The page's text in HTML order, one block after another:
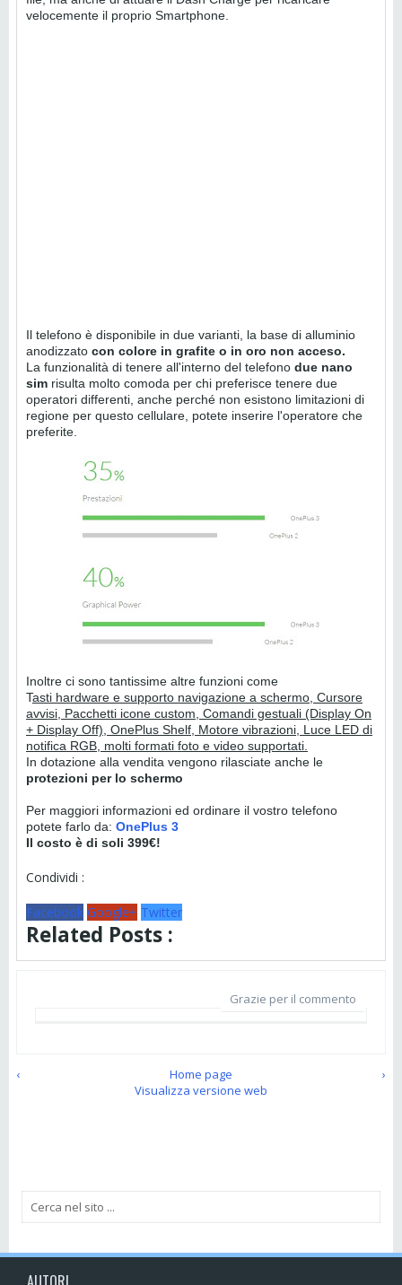
velocemente il proprio Smartphone.
Il telefono è disponibile in due varianti, la base di alluminio
anodizzato con colore in grafite o in oro non acceso.
La funzionalità di tenere all'interno del telefono due nano
sim risulta molto comoda per chi preferisce tenere due
operatori differenti, anche perché non esistono limitazioni di
regione per questo cellulare, potete inserire l'operatore che
preferite.
Inoltre ci sono tantissime altre funzioni come
Tasti hardware e supporto navigazione a schermo, Cursore
avvisi, Pacchetti icone custom, Comandi gestuali (Display On
+ Display Off), OnePlus Shelf, Motore vibrazioni, Luce LED di
notifica RGB, molti formati foto e video supportati.
In dotazione alla vendita vengono rilasciate anche le
protezioni per lo schermo
Per maggiori informazioni ed ordinare il vostro telefono
potete farlo da: OnePlus 3
Il costo è di soli 399€!
Condividi :
Facebook Google+ Twitter
Related Posts :
Grazie per il commento
‹ ›
Home page
Visualizza versione web